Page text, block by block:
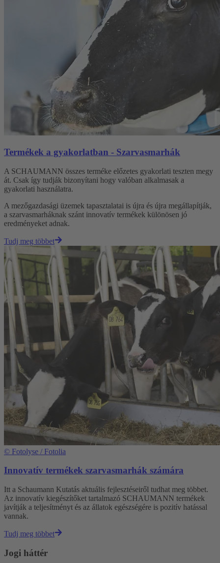
Termékek a gyakorlatban - Szarvasmarhák
A SCHAUMANN összes terméke előzetes gyakorlati teszten megy
át. Csak így tudják bizonyítani hogy valóban alkalmasak a
gyakorlati használatra.
A mezőgazdasági üzemek tapasztalatai is újra és újra megállapítják,
a szarvasmarháknak szánt innovatív termékek különösen jó
eredményeket adnak.
Tudj meg többet
© Fotolyse / Fotolia
Innovatív termékek szarvasmarhák számára
Itt a Schaumann Kutatás aktuális fejlesztéseiről tudhat meg többet.
Az innovatív kiegészítőket tartalmazó SCHAUMANN termékek
javítják a teljesítményt és az állatok egészségére is pozitív hatással
vannak.
Tudj meg többet
Jogi háttér